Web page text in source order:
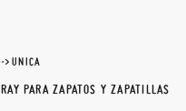
UNICA
PARA ZAPATOS Y ZAPATILLAS